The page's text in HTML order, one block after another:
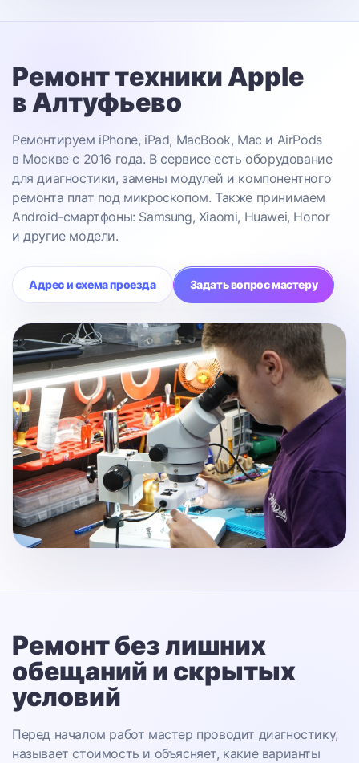
Ремонт техники Apple
в Алтуфьево
Ремонтируем iPhone, iPad, MacBook, Mac и AirPods
в Москве с 2016 года. В сервисе есть оборудование
для диагностики, замены модулей и компонентного
ремонта плат под микроскопом. Также принимаем
Android-смартфоны: Samsung, Xiaomi, Huawei, Honor
и другие модели.
Адрес и схема проезда Задать вопрос мастеру
Ремонт без лишних
обещаний и скрытых
условий
Перед началом работ мастер проводит диагностику,
называет стоимость и объясняет, какие варианты